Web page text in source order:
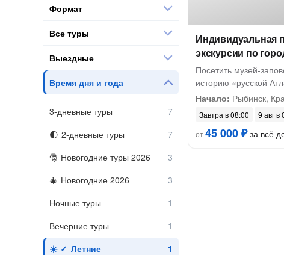
Индивидуальная
экскурсии по
Посетить музей-
историю «русской
Начало: Рыбинск,
Завтра в 08:00
9 авг в
от45 000 ₽за всё
Формат
Все туры
Выездные
Время дня и года
3-дневные туры
2-дневные туры
Новогодние туры 2026
Новогодние 2026
Ночные туры
Вечерние туры
Летние